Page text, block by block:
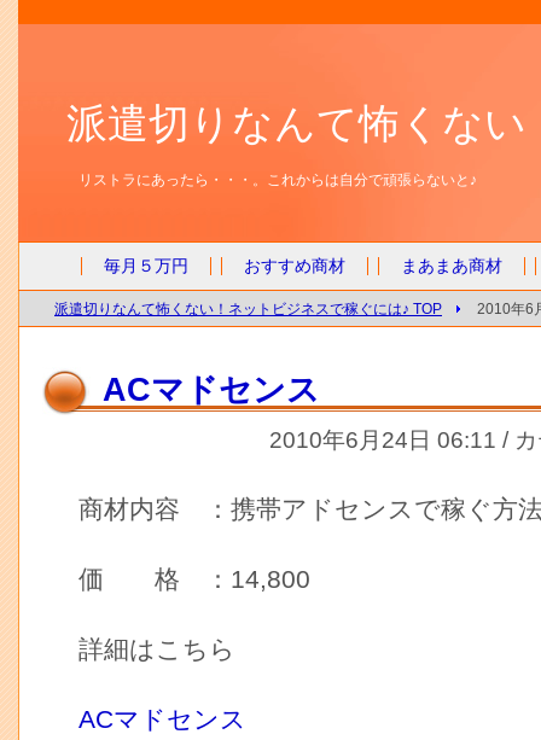
派遣切りなんて怖くな
リストラにあったら・・・。これからは自分で頑張らないと♪
毎月５万円 おすすめ商材 まあまあ商材
派遣切りなんて怖くない！ネットビジネスで稼ぐには♪ TOP 2010年6
ACマドセンス
2010年6月24日 06:11 /
商材内容 ：携帯アドセンスで稼ぐ方
価 格 ：14,800
詳細はこちら
ACマドセンス